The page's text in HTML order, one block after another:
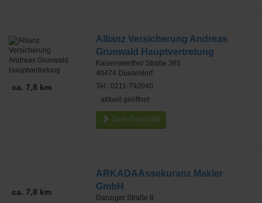
ca. 7,8 km
Allianz Versicherung Andreas
Grunwald Hauptvertretung
Kaiserswerther Straße 365
40474 Düsseldorf
Tel.: 0211-792040
aktuell geöffnet
Zum Geschäft
ca. 7,8 km
ARKADAAssekuranz Makler
GmbH
Danziger Straße 8